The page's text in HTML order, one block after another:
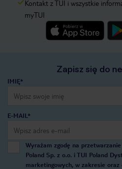
Kontakt z TUI i wszystkie
myTUI
Zapisz się do
IMIĘ*
E-MAIL*
Wyrażam zgodę na
Poland Sp. z o.o. i TUI Poland
marketingowych, w zakresie oraz